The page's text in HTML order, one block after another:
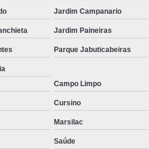
Jardim Campanario
Jardim Paineiras
Parque Jabuticabeiras
Campo Limpo
Cursino
Marsilac
Saúde